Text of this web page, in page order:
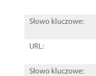
Słowo kluczowe:
URL:
Słowo kluczowe: